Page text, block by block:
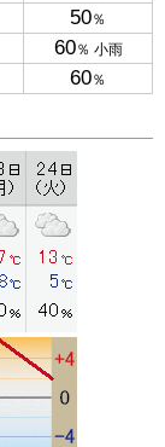
50％
60％ 小雨
60％